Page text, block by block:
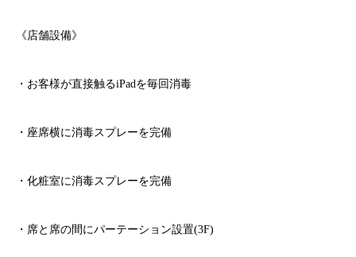
《店舗設備》
・お客様が直接触るiPadを毎回消毒
・座席横に消毒スプレーを完備
・化粧室に消毒スプレーを完備
・席と席の間にパーテーション設置(3F)